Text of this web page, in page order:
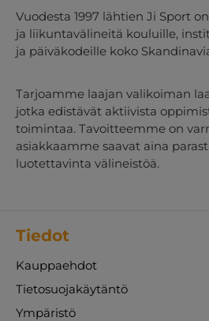
Vuodesta 1997 lähtien Ji Sport
ja liikuntavälineitä kouluille,
ja päiväkodeille koko
Tarjoamme laajan valikoiman
jotka edistävät aktiivista
toimintaa. Tavoitteemme on
asiakkaamme saavat aina
luotettavinta välineistöä.
Tiedot
Kauppaehdot
Tietosuojakäytäntö
Ympäristö